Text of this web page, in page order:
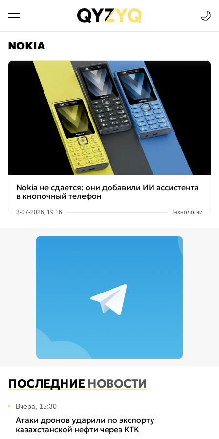
🌙
NOKIA
Nokia не сдается: они добавили ИИ ассистента
в кнопочный телефон
3-07-2026, 19:16 Технологии
ПОСЛЕДНИЕ НОВОСТИ
Вчера, 15:30
Атаки дронов ударили по экспорту
казахстанской нефти через КТК